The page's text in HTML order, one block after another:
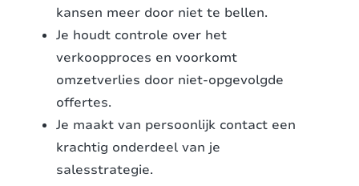
kansen meer door niet te bellen.
Je houdt controle over het
verkoopproces en voorkomt
omzetverlies door niet-opgevolgde
offertes.
Je maakt van persoonlijk contact een
krachtig onderdeel van je
salesstrategie.